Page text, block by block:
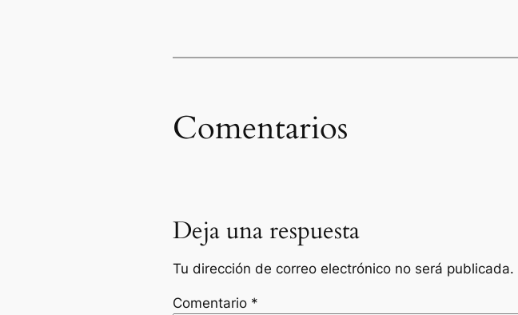
Comentarios
Deja una respuesta
Tu dirección de correo electrónico no será publicada.
Comentario *